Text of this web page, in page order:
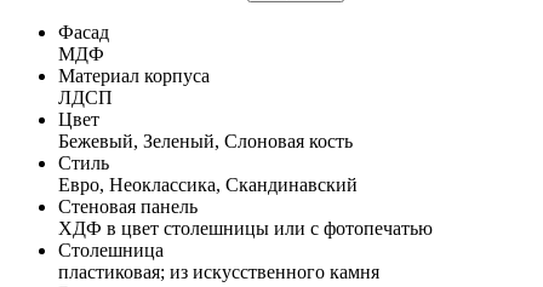
Фасад
МДФ
Материал корпуса
ЛДСП
Цвет
Бежевый, Зеленый, Слоновая кость
Стиль
Евро, Неоклассика, Скандинавский
Стеновая панель
ХДФ в цвет столешницы или с фотопечатью
Столешница
пластиковая; из искусственного камня